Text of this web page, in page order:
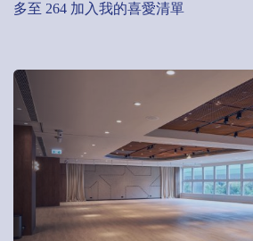
多至 264 加入我的喜愛清單